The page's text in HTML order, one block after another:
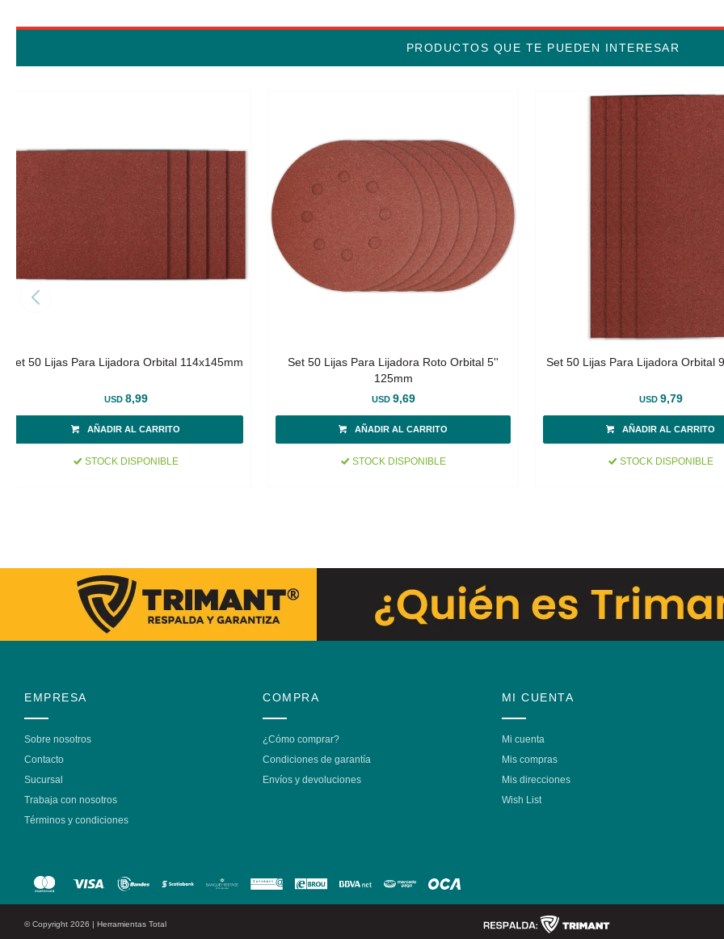
PRODUCTOS QUE TE PUEDEN INTERESAR
Set 50 Lijas Para Lijadora Orbital 114x145mm
USD 8,99
STOCK DISPONIBLE
Set 50 Lijas Para Lijadora Roto Orbital 5''
125mm
USD 9,69
STOCK DISPONIBLE
Set 50 Lijas Para Lijadora Orbital
USD 9,79
STOCK DISPONIBLE
EMPRESA
Sobre nosotros
Contacto
Sucursal
Trabaja con nosotros
Términos y condiciones
COMPRA
¿Cómo comprar?
Condiciones de garantía
Envíos y devoluciones
MI CUENTA
Mi cuenta
Mis compras
Mis direcciones
Wish List
© Copyright 2026 | Herramientas Total